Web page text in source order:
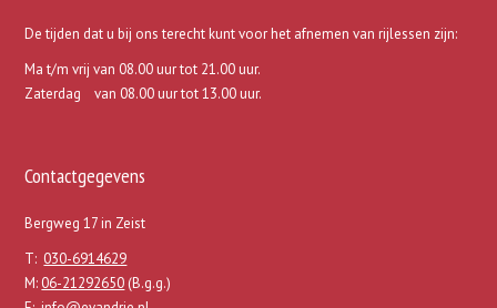
De tijden dat u bij ons terecht kunt voor het afnemen van rijlessen zijn:
Ma t/m vrij van 08.00 uur tot 21.00 uur.
Zaterdag van 08.00 uur tot 13.00 uur.
Contactgegevens
Bergweg 17 in Zeist
T: 030-6914629
M: 06-21292650 (B.g.g.)